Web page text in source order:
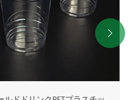
